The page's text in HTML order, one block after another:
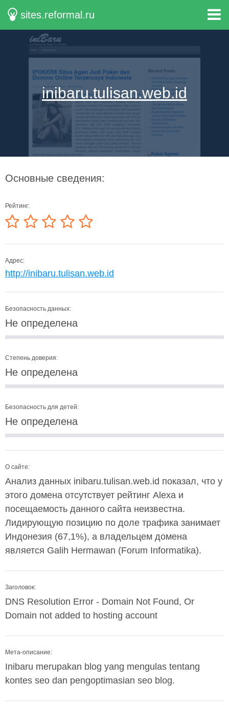
sites.reformal.ru
inibaru.tulisan.web.id
Основные сведения:
Рейтинг:
Адрес:
http://inibaru.tulisan.web.id
Безопасность данных:
Не определена
Степень доверия:
Не определена
Безопасность для детей:
Не определена
О сайте:
Анализ данных inibaru.tulisan.web.id показал, что у
этого домена отсутствует рейтинг Alexa и
посещаемость данного сайта неизвестна.
Лидирующую позицию по доле трафика занимает
Индонезия (67,1%), а владельцем домена
является Galih Hermawan (Forum Informatika).
Заголовок:
DNS Resolution Error - Domain Not Found, Or
Domain not added to hosting account
Мета-описание:
Inibaru merupakan blog yang mengulas tentang
kontes seo dan pengoptimasian seo blog.